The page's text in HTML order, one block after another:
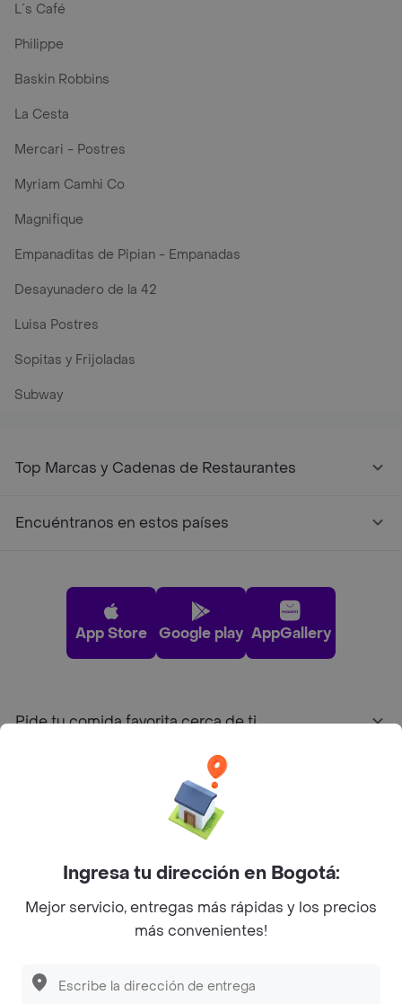
L´s Café
Philippe
Baskin Robbins
La Cesta
Mercari - Postres
Myriam Camhi Co
Magnifique
Empanaditas de Pipian - Empanadas
Desayunadero de la 42
Luisa Postres
Sopitas y Frijoladas
Subway
Top Marcas y Cadenas de Restaurantes
Encuéntranos en estos países
App Store Google play AppGallery
Pide tu comida favorita cerca de ti
Sobre Rappi
Facebook
Twitter
Instagram
©2026Rappi Inc. All rights reserved.
Ingresa tu dirección en Bogotá:
Mejor servicio, entregas más rápidas y los precios
más convenientes!